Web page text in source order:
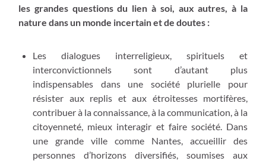
les grandes questions du lien à soi, aux autres, à la
nature dans un monde incertain et de doutes :
Les dialogues interreligieux, spirituels et
interconvictionnels sont d’autant plus
indispensables dans une société plurielle pour
résister aux replis et aux étroitesses mortifères,
contribuer à la connaissance, à la communication, à la
citoyenneté, mieux interagir et faire société. Dans
une grande ville comme Nantes, accueillir des
personnes d’horizons diversifiés, soumises aux